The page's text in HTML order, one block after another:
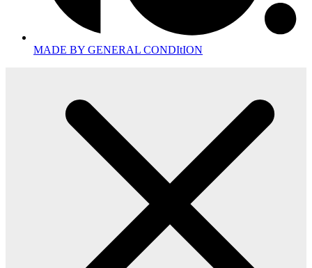
MADE BY GENERAL CONDItION